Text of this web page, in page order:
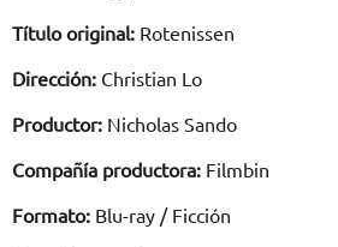
Título original: Rotenissen
Dirección: Christian Lo
Productor: Nicholas Sando
Compañía productora: Filmbin
Formato: Blu-ray / Ficción